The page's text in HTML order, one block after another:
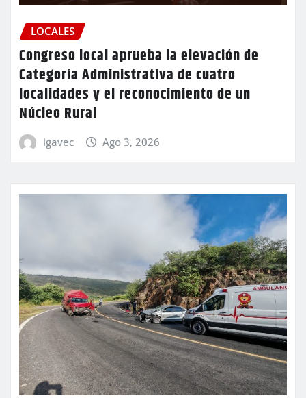
LOCALES
Congreso local aprueba la elevación de
Categoría Administrativa de cuatro
localidades y el reconocimiento de un
Núcleo Rural
igavec Ago 3, 2026